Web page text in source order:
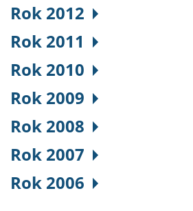
Rok 2012
Rok 2011
Rok 2010
Rok 2009
Rok 2008
Rok 2007
Rok 2006